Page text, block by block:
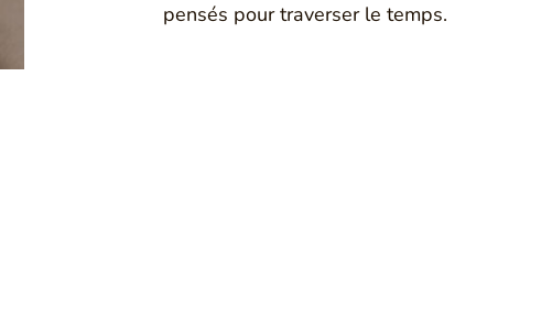
pensés pour traverser le temps.
Montbrison, Lyon, Paris